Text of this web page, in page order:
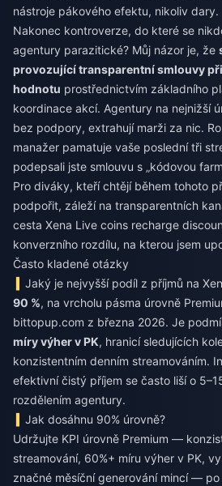
nástroje pákového efektu, nikoliv dary.
Nakonec kontroverze, do které se
agentury parazitické? Můj názor je, že
provozující transparentní smlouvy
hodnotu prostřednictvím základního
koordinace akcí. Agentury na nejnižší
bez podpory, extrahují marži za nic.
manažer pamatuje vaše poslední tři
podepsali jste smlouvu s „kódovou
Pro diváky, kteří chtějí během tohoto
podpořit, záleží na transparentních
cesta Xena Live coins recharge
konverzního rozdílu, na kterou jsem
Často kladené otázky
Jaký je nejvyšší podíl z příjmů na
90 %, na vrcholu pásma úrovně
bittopup.com z března 2026. Je
míry výher v PK, hranicí sledujících
konzistentním denním streamováním.
efektivní čistý příjem se často liší o
rozdělením agentury.
Jak dosáhnu 90% úrovně?
Udržujte KPI úrovně Premium —
streamování, 60%+ míru výher v PK,
značné měsíční generování mincí —